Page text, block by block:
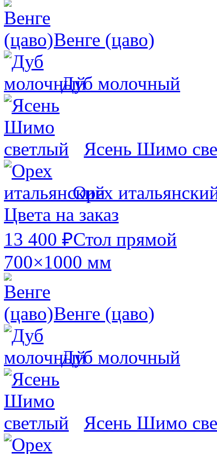
Венге (цаво)
Дуб молочный
Ясень Шимо
Орех
Цвета на заказ
13 400 ₽Стол прямой
700×1000 мм
Венге (цаво)
Дуб молочный
Ясень Шимо